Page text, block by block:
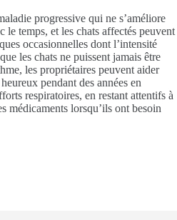
progressive qui ne s’améliore
le temps, et les chats affectés peuvent
occasionnelles dont l’intensité
les chats ne puissent jamais être
les propriétaires peuvent aider
pendant des années en
respiratoires, en restant attentifs à
médicaments lorsqu’ils ont besoin